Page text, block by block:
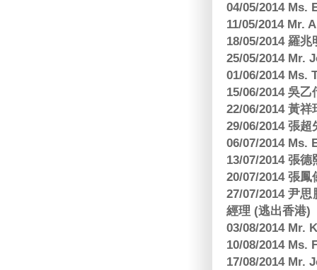
04/05/2014 Ms.
11/05/2014 Mr.
18/05/2014 羅
25/05/2014 Mr.
01/06/2014 Ms.
15/06/2014 吳
22/06/2014 黃
29/06/2014 張
06/07/2014 Ms.
13/07/2014 張
20/07/2014 張
27/07/2014 尹
經理 (逃出香港)
03/08/2014 Mr.
10/08/2014 Ms.
17/08/2014 Mr.